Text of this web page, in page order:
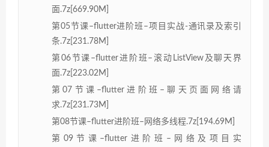
面.7z[669.90M]
第05节课–flutter进阶班–项目实战-通讯录及索引
条.7z[231.78M]
第06节课–flutter进阶班–滚动ListView及聊天界
面.7z[223.02M]
第07节课–flutter进阶班–聊天页面网络请
求.7z[231.73M]
第08节课–flutter进阶班–网络多线程.7z[194.69M]
第09节课–flutter进阶班–网络及项目实